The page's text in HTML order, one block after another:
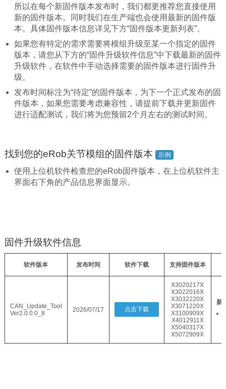
所以在每个新固件版本发布时，我们都更推荐您直接使用
新的固件版本。同时我们在生产端也会使用最新的固件版
本。具体固件版本信息详见下方“固件版本更新列表”。
如果您有特定的需求需要将模组升级至某一个指定的固件
版本，请您从下方的“固件升级软件信息”中下载最新的固件
升级软件，在软件中手动选择需要的固件版本进行固件升
级。
发布时间标注为“待定”的固件版本，为下一个正式发布的固
件版本，如果您需要考虑兼容性，请提前下载并更新固件
进行适配测试，我们将为您预留2个月左右的测试时间。
找到您的eRob关节模组的固件版本 示例
使用上位机软件检查您的eRob固件版本，在上位机软件主
界面右下角的产品信息界面显示。
固件升级软件信息
软件版本 发布时间 软件下载 支持固件版本
CAN_Update_Tool
Ver2.0.0.0_8
2026/07/17 点击下载
X3020217X
X3022016X
X3032220X
X3071220X
X3100909X
X4012911X
X5040317X
X5072909X
新